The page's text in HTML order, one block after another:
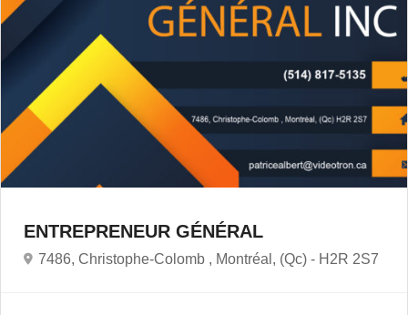
ENTREPRENEUR GÉNÉRAL
7486, Christophe-Colomb , Montréal, (Qc) - H2R 2S7